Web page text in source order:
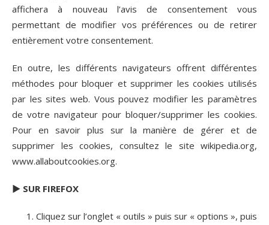
affichera à nouveau l’avis de consentement vous
permettant de modifier vos préférences ou de retirer
entièrement votre consentement.
En outre, les différents navigateurs offrent différentes
méthodes pour bloquer et supprimer les cookies utilisés
par les sites web. Vous pouvez modifier les paramètres
de votre navigateur pour bloquer/supprimer les cookies.
Pour en savoir plus sur la manière de gérer et de
supprimer les cookies, consultez le site wikipedia.org,
www.allaboutcookies.org.
► SUR FIREFOX
Cliquez sur l’onglet « outils » puis sur « options », puis